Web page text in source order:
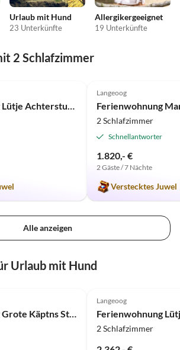
Urlaub mit Hund
23 Unterkünfte
Allergikergeeignet
19 Unterkünfte
2 Schlafzimmer
Langeoog
2 Schlafzimmer
Schnellantworter
1.820,- €
2 Gäste / 7 Nächte
Verstecktes Juwel
Alle anzeigen
Urlaub mit Hund
Ferienwohnung Grote Käptns Stuuv
Langeoog
2 Schlafzimmer